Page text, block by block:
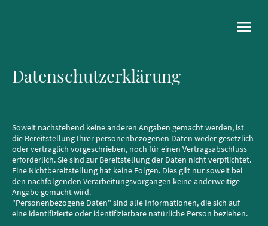
Datenschutzerklärung
Soweit nachstehend keine anderen Angaben gemacht werden, ist
die Bereitstellung Ihrer personenbezogenen Daten weder gesetzlich
oder vertraglich vorgeschrieben, noch für einen Vertragsabschluss
erforderlich. Sie sind zur Bereitstellung der Daten nicht verpflichtet.
Eine Nichtbereitstellung hat keine Folgen. Dies gilt nur soweit bei
den nachfolgenden Verarbeitungsvorgängen keine anderweitige
Angabe gemacht wird.
"Personenbezogene Daten" sind alle Informationen, die sich auf
eine identifizierte oder identifizierbare natürliche Person beziehen.